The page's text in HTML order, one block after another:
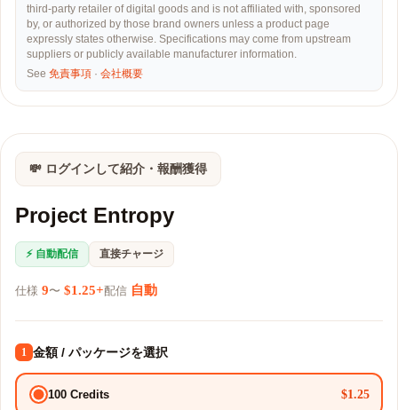
third-party retailer of digital goods and is not affiliated with, sponsored
by, or authorized by those brand owners unless a product page
expressly states otherwise. Specifications may come from upstream
suppliers or publicly available manufacturer information.
See 免責事項 · 会社概要
💸 ログインして紹介・報酬獲得
Project Entropy
⚡ 自動配信 直接チャージ
仕様 9〜 $1.25+配信 自動
1 金額 / パッケージを選択
100 Credits $1.25